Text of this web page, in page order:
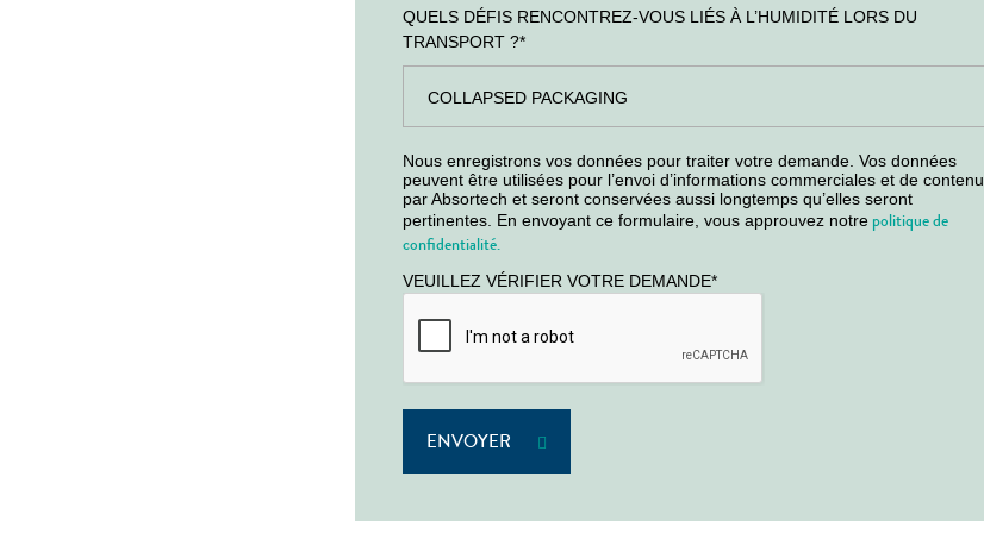
QUELS DÉFIS RENCONTREZ-VOUS LIÉS À L’HUMIDITÉ LORS DU
TRANSPORT ?*
Nous enregistrons vos données pour traiter votre demande. Vos données
peuvent être utilisées pour l’envoi d’informations commerciales et de contenu
par Absortech et seront conservées aussi longtemps qu’elles seront
pertinentes. En envoyant ce formulaire, vous approuvez notre politique de
confidentialité.
VEUILLEZ VÉRIFIER VOTRE DEMANDE*
ENVOYER